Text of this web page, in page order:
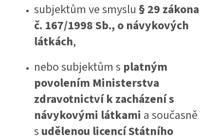
subjektům ve smyslu § 29 zákona
č. 167/1998 Sb., o návykových
látkách,
nebo subjektům s platným
povolením Ministerstva
zdravotnictví k zacházení s
návykovými látkami a současně
s udělenou licencí Státního